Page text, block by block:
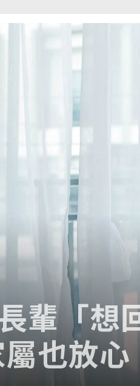
輩「想
也放心